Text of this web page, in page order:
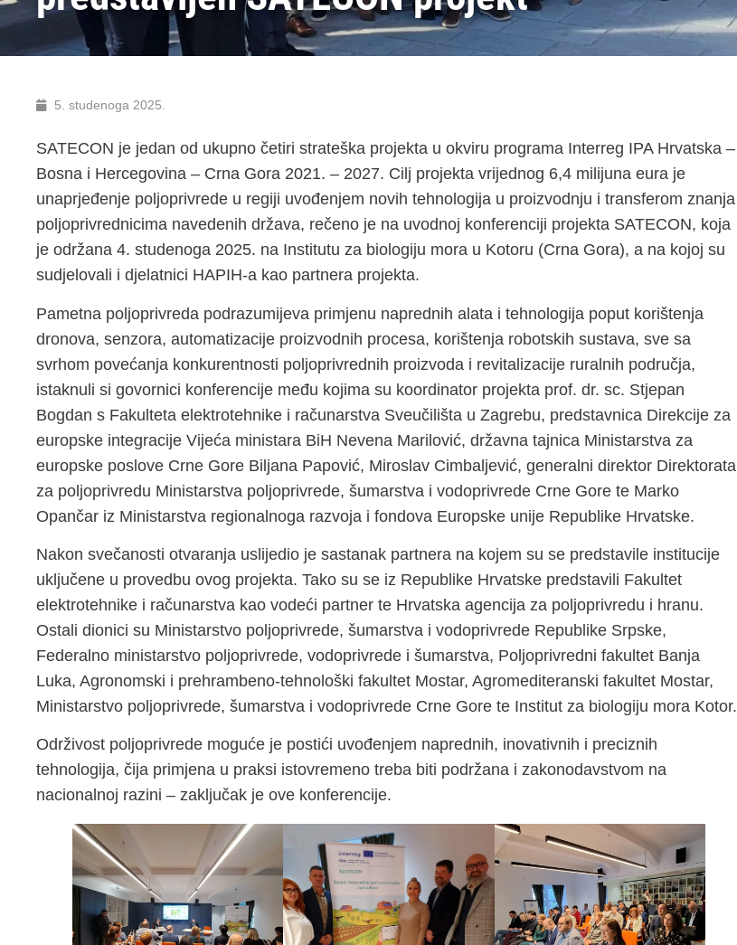
5. studenoga 2025.
SATECON je jedan od ukupno četiri strateška projekta u okviru programa Interreg IPA Hrvatska –
Bosna i Hercegovina – Crna Gora 2021. – 2027. Cilj projekta vrijednog 6,4 milijuna eura je
unaprjeđenje poljoprivrede u regiji uvođenjem novih tehnologija u proizvodnju i transferom znanja
poljoprivrednicima navedenih država, rečeno je na uvodnoj konferenciji projekta SATECON, koja
je održana 4. studenoga 2025. na Institutu za biologiju mora u Kotoru (Crna Gora), a na kojoj su
sudjelovali i djelatnici HAPIH-a kao partnera projekta.
Pametna poljoprivreda podrazumijeva primjenu naprednih alata i tehnologija poput korištenja
dronova, senzora, automatizacije proizvodnih procesa, korištenja robotskih sustava, sve sa
svrhom povećanja konkurentnosti poljoprivrednih proizvoda i revitalizacije ruralnih područja,
istaknuli si govornici konferencije među kojima su koordinator projekta prof. dr. sc. Stjepan
Bogdan s Fakulteta elektrotehnike i računarstva Sveučilišta u Zagrebu, predstavnica Direkcije za
europske integracije Vijeća ministara BiH Nevena Marilović, državna tajnica Ministarstva za
europske poslove Crne Gore Biljana Papović, Miroslav Cimbaljević, generalni direktor Direktorata
za poljoprivredu Ministarstva poljoprivrede, šumarstva i vodoprivrede Crne Gore te Marko
Opančar iz Ministarstva regionalnoga razvoja i fondova Europske unije Republike Hrvatske.
Nakon svečanosti otvaranja uslijedio je sastanak partnera na kojem su se predstavile institucije
uključene u provedbu ovog projekta. Tako su se iz Republike Hrvatske predstavili Fakultet
elektrotehnike i računarstva kao vodeći partner te Hrvatska agencija za poljoprivredu i hranu.
Ostali dionici su Ministarstvo poljoprivrede, šumarstva i vodoprivrede Republike Srpske,
Federalno ministarstvo poljoprivrede, vodoprivrede i šumarstva, Poljoprivredni fakultet Banja
Luka, Agronomski i prehrambeno-tehnološki fakultet Mostar, Agromediteranski fakultet Mostar,
Ministarstvo poljoprivrede, šumarstva i vodoprivrede Crne Gore te Institut za biologiju mora Kotor.
Održivost poljoprivrede moguće je postići uvođenjem naprednih, inovativnih i preciznih
tehnologija, čija primjena u praksi istovremeno treba biti podržana i zakonodavstvom na
nacionalnoj razini – zaključak je ove konferencije.